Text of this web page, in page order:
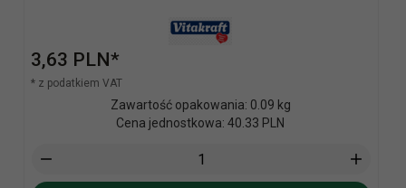
3,63 PLN*
* z podatkiem VAT
Zawartość opakowania: 0.09 kg
Cena jednostkowa: 40.33 PLN